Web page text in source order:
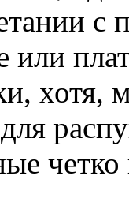
с
или
хотя,